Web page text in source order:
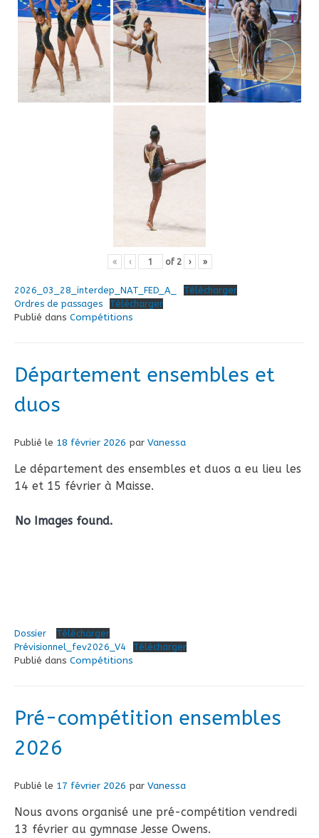
« ‹ of 2 › »
2026_03_28_interdep_NAT_FED_A_
Télécharger
Ordres de passages
Télécharger
Publié dans Compétitions
Département ensembles et
duos
Publié le 18 février 2026 par Vanessa
Le département des ensembles et duos a eu lieu les
14 et 15 février à Maisse.
No Images found.
Dossier
Télécharger
Prévisionnel_fev2026_V4
Télécharger
Publié dans Compétitions
Pré-compétition ensembles
2026
Publié le 17 février 2026 par Vanessa
Nous avons organisé une pré-compétition vendredi
13 février au gymnase Jesse Owens.